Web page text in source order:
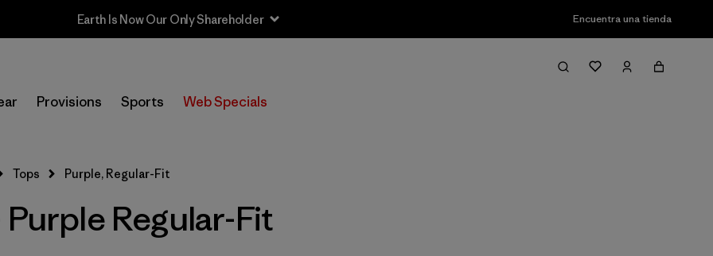
Encuentra una tienda
Provisions Sports Web Specials
Filter & Sort
Selecciona una tienda
Filtrar por
Size
Filtrar por
Características y procesos
Tops Purple, Regular-Fit
Regular-Fit